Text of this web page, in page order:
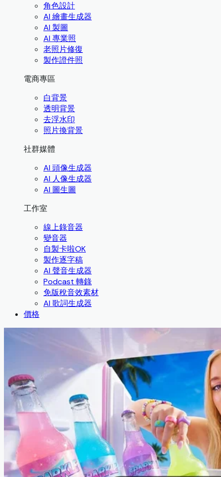
角色設計
AI 繪畫生成器
AI 製圖
AI 專業照
老照片修復
製作證件照
電商專區
白背景
透明背景
去浮水印
照片換背景
社群媒體
AI 頭像生成器
AI 人像生成器
AI 圖生圖
工作室
線上錄音器
變音器
自製卡啦OK
製作逐字稿
AI 聲音生成器
Podcast 轉錄
免版稅音效素材
AI 歌詞生成器
價格